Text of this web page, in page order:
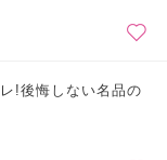
!後悔しない名品の